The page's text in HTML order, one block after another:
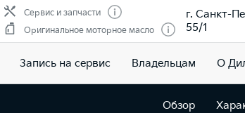
Сервис и запчасти
Оригинальное моторное масло
г. Санкт-
55/1
Запись на сервис Владельцам О
Обзор